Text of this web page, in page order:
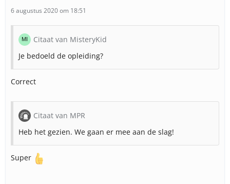
6 augustus 2020 om 18:51
Citaat van MisteryKid
Je bedoeld de opleiding?
Correct
Citaat van MPR
Heb het gezien. We gaan er mee aan de slag!
Super